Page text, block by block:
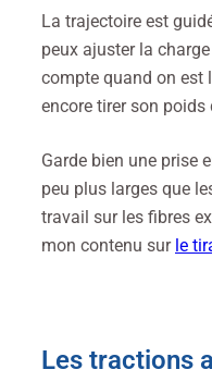
La trajectoire est
peux ajuster la
compte quand on est
encore tirer son poids
Garde bien une prise
peu plus larges que
travail sur les fibres
mon contenu sur le
Les tractions